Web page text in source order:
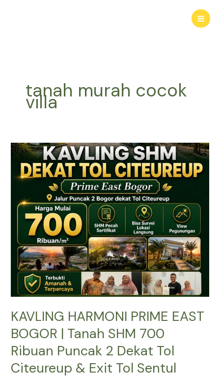
tanah murah cocok
villa
KAVLING HARMONI PRIME EAST
BOGOR | Tanah SHM 700
Ribuan Puncak 2 Dekat Tol
Citeureup & Exit Tol Sentul
KAVLING
HARMONI
PRIME
EAST
Tanah
700
Ribuan
Puncak
Dekat
Citeureup
Exit
Tol